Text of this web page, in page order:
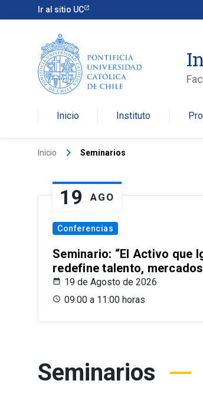
Ir al sitio UC
Inicio Instituto
Inicio keyboard_arrow_right Seminarios
19 AGO
Conferencias
Seminario: “El Activo que
redefine talento,
19 de Agosto de 2026
09:00 a 11:00 horas
Seminarios